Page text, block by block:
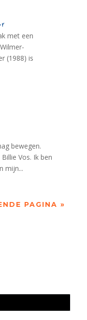
met een
(1988) is
bewegen.
Vos. Ik ben
mijn...
PAGINA »